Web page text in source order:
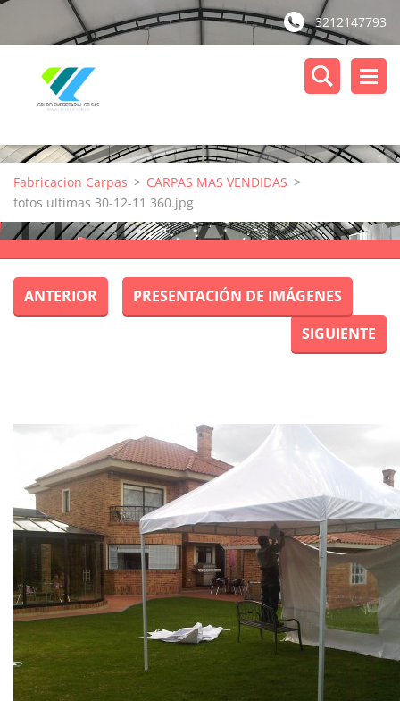
3212147793
Fabricacion Carpas > CARPAS MAS VENDIDAS >
fotos ultimas 30-12-11 360.jpg
ANTERIOR
PRESENTACIÓN DE IMÁGENES
SIGUIENTE